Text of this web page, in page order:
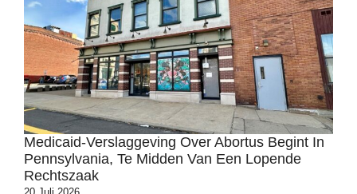
Medicaid-Verslaggeving Over Abortus Begint In
Pennsylvania, Te Midden Van Een Lopende
Rechtszaak